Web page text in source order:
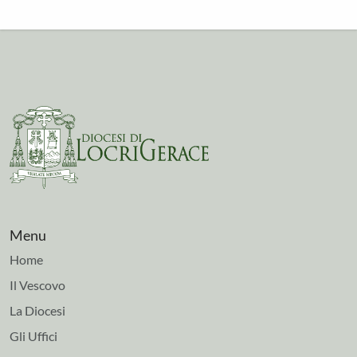
Menu
Home
Il Vescovo
La Diocesi
Gli Uffici